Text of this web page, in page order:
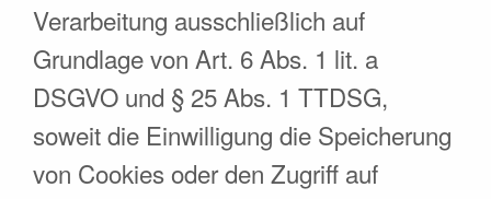
Verarbeitung ausschließlich auf
Grundlage von Art. 6 Abs. 1 lit. a
DSGVO und § 25 Abs. 1 TTDSG,
soweit die Einwilligung die Speicherung
von Cookies oder den Zugriff auf